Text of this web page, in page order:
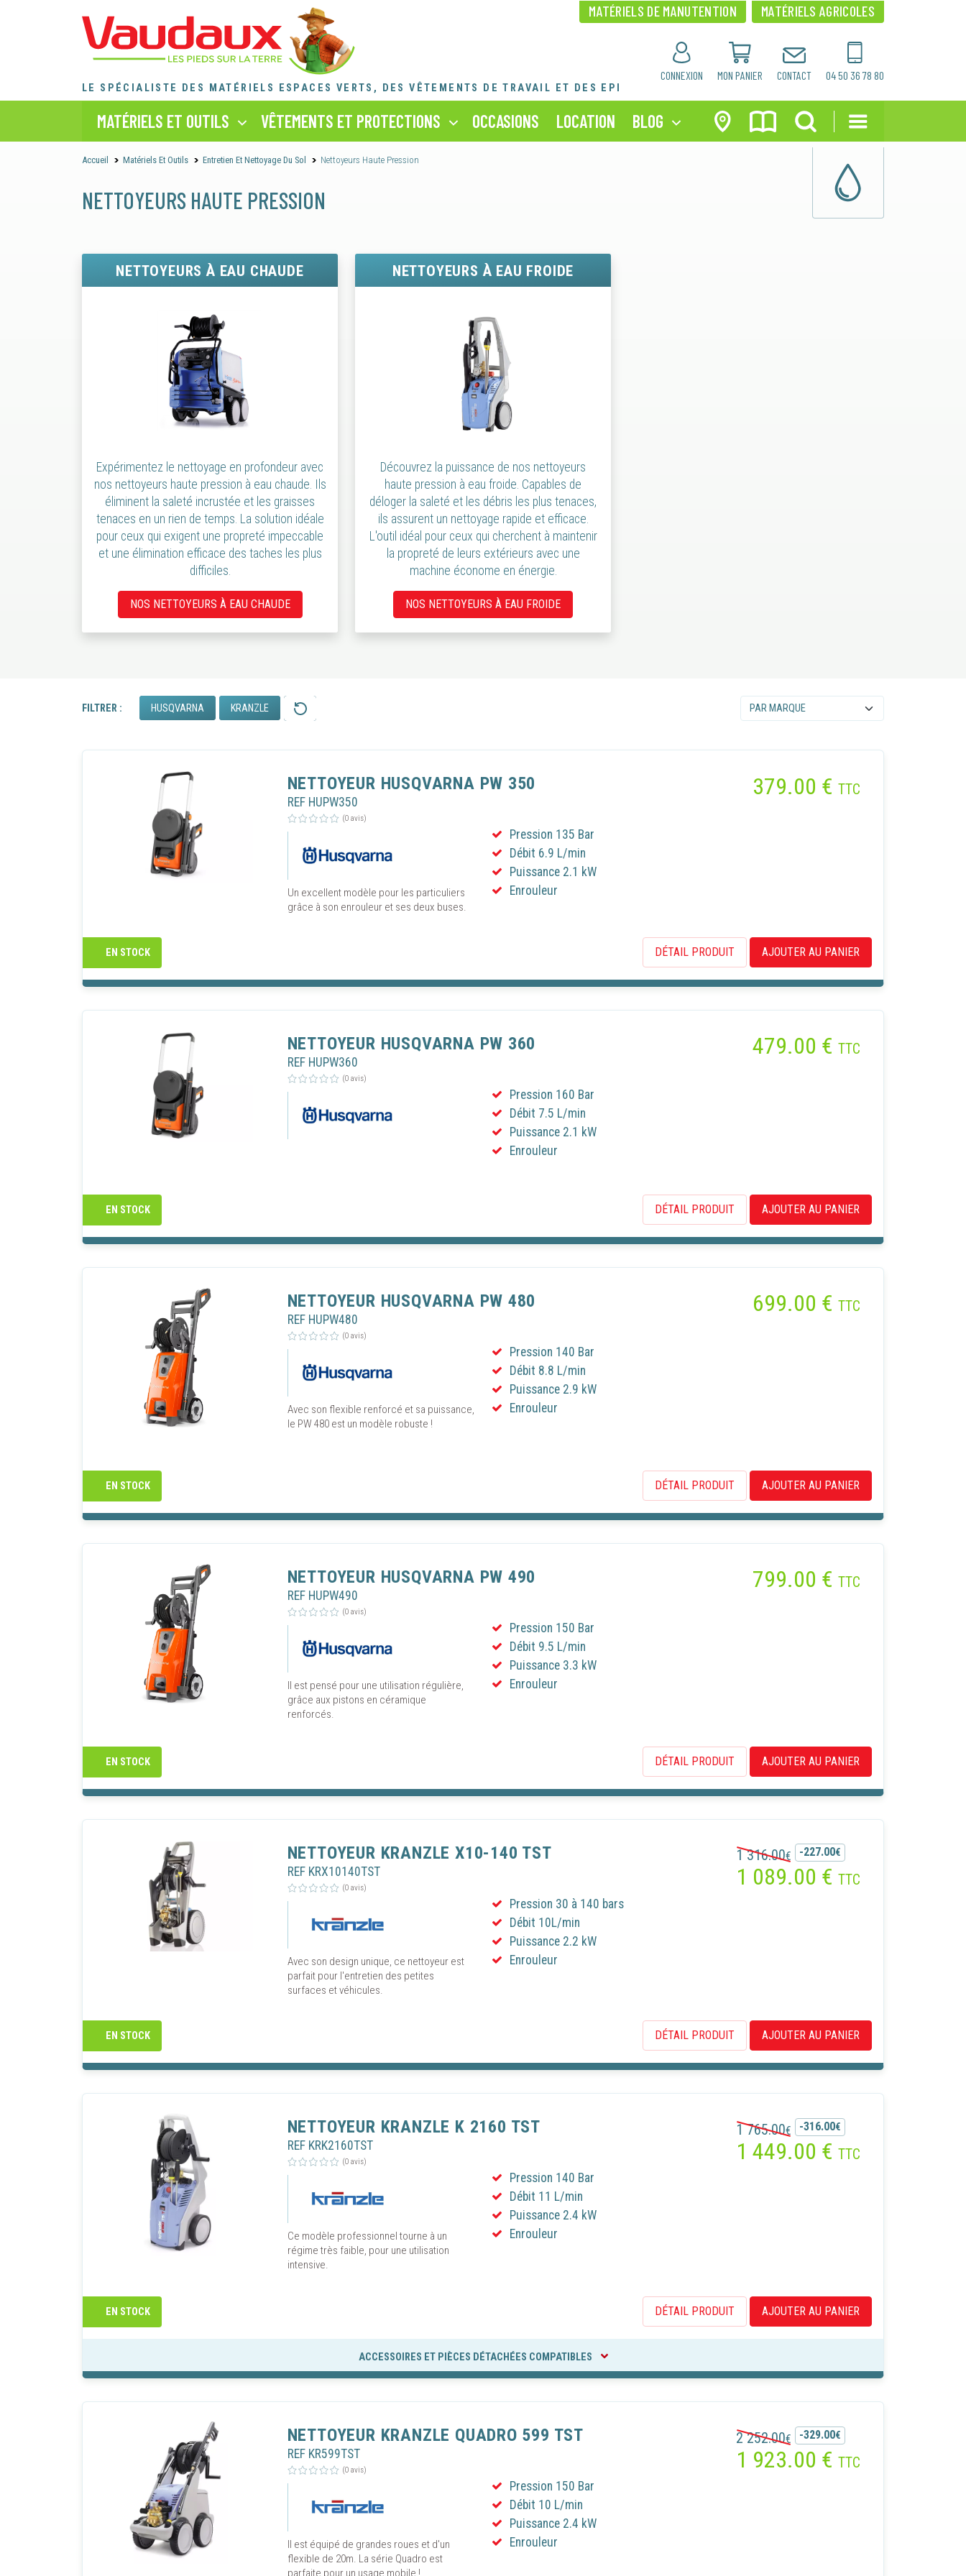
CONNEXION MON PANIER CONTACT 04 50 36 78 80
LE SPÉCIALISTE DES MATÉRIELS ESPACES VERTS, DES VÊTEMENTS DE TRAVAIL ET DES EPI
MATÉRIELS ET OUTILS VÊTEMENTS ET PROTECTIONS OCCASIONS LOCATION BLOG
MATÉRIELS DE MANUTENTION MATÉRIELS AGRICOLES
NOS FORFAITS RÉVISION
SAV ET MAINTENANCE
* La référence produit est celle figurant sur votre facture
Accueil Matériels Et Outils Entretien Et Nettoyage Du Sol Nettoyeurs Haute Pression
NETTOYEURS HAUTE PRESSION
NETTOYEURS À EAU CHAUDE
Expérimentez le nettoyage en profondeur avec
nos nettoyeurs haute pression à eau chaude. Ils
éliminent la saleté incrustée et les graisses
tenaces en un rien de temps. La solution idéale
pour ceux qui exigent une propreté impeccable
et une élimination efficace des taches les plus
difficiles.
NOS NETTOYEURS À EAU CHAUDE
NETTOYEURS À EAU FROIDE
Découvrez la puissance de nos nettoyeurs
haute pression à eau froide. Capables de
déloger la saleté et les débris les plus tenaces,
ils assurent un nettoyage rapide et efficace.
L'outil idéal pour ceux qui cherchent à maintenir
la propreté de leurs extérieurs avec une
machine économe en énergie.
NOS NETTOYEURS À EAU FROIDE
FILTRER : HUSQVARNA KRANZLE
NETTOYEUR HUSQVARNA PW 350
REF HUPW350
(0 avis)
379.00 € TTC
Un excellent modèle pour les particuliers
grâce à son enrouleur et ses deux buses.
Pression 135 Bar
Débit 6.9 L/min
Puissance 2.1 kW
Enrouleur
EN STOCK DÉTAIL PRODUIT AJOUTER AU PANIER
NETTOYEUR HUSQVARNA PW 360
REF HUPW360
(0 avis)
479.00 € TTC
Pression 160 Bar
Débit 7.5 L/min
Puissance 2.1 kW
Enrouleur
EN STOCK DÉTAIL PRODUIT AJOUTER AU PANIER
NETTOYEUR HUSQVARNA PW 480
REF HUPW480
(0 avis)
699.00 € TTC
Avec son flexible renforcé et sa puissance,
le PW 480 est un modèle robuste !
Pression 140 Bar
Débit 8.8 L/min
Puissance 2.9 kW
Enrouleur
EN STOCK DÉTAIL PRODUIT AJOUTER AU PANIER
NETTOYEUR HUSQVARNA PW 490
REF HUPW490
(0 avis)
799.00 € TTC
Il est pensé pour une utilisation régulière,
grâce aux pistons en céramique
renforcés.
Pression 150 Bar
Débit 9.5 L/min
Puissance 3.3 kW
Enrouleur
EN STOCK DÉTAIL PRODUIT AJOUTER AU PANIER
NETTOYEUR KRANZLE X10-140 TST
REF KRX10140TST
(0 avis)
1 316.00€ -227.00€
1 089.00 € TTC
Avec son design unique, ce nettoyeur est
parfait pour l'entretien des petites
surfaces et véhicules.
Pression 30 à 140 bars
Débit 10L/min
Puissance 2.2 kW
Enrouleur
EN STOCK DÉTAIL PRODUIT AJOUTER AU PANIER
NETTOYEUR KRANZLE K 2160 TST
REF KRK2160TST
(0 avis)
1 765.00€ -316.00€
1 449.00 € TTC
Ce modèle professionnel tourne à un
régime très faible, pour une utilisation
intensive.
Pression 140 Bar
Débit 11 L/min
Puissance 2.4 kW
Enrouleur
EN STOCK DÉTAIL PRODUIT AJOUTER AU PANIER
ACCESSOIRES ET PIÈCES DÉTACHÉES COMPATIBLES
NETTOYEUR KRANZLE QUADRO 599 TST
REF KR599TST
(0 avis)
2 252.00€ -329.00€
1 923.00 € TTC
Il est équipé de grandes roues et d'un
flexible de 20m. La série Quadro est
parfaite pour un usage mobile !
Pression 150 Bar
Débit 10 L/min
Puissance 2.4 kW
Enrouleur
Continuer sans accepter
Vaudaux utilise des technologies telles que les cookies pour stocker et/ou accéder aux
Vaudaux déposent des cookies sur votre appareil pour garantir le bon fonctionnement du site,
optimiser ses performances techniques et établir des statistiques de fréquentation du site et
de consultation des publicités. En cliquant sur « Continuer sans accepter », seul les cookies
nécessaires au bon fonctionnement du site seront utilisés. Le fait de ne pas consentir ou de
retirer son consentement peut empêcher le bon fonctionnement de certains services.
Vous pourrez à tout moment modifier vos préférences en cliquant sur le lien "Gestion des
cookies" accessible en bas de toutes les pages de notre site.
AUTORISER LES COOKIES